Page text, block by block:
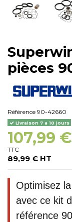
pièces
Référence 90-42660
Livraison 7 a 10 jours
107,99 €
TTC
89,99 € HT
Optimisez
avec ce kit
référence